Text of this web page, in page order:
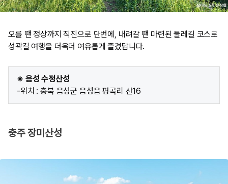
오를 땐 정상까지 직진으로 단번에, 내려갈 땐 마련된 둘레길 코스로
성곽길 여행을 더욱더 여유롭게 즐겼답니다.
※ 음성 수정산성
-위치 : 충북 음성군 음성읍 평곡리 산16
충주 장미산성​